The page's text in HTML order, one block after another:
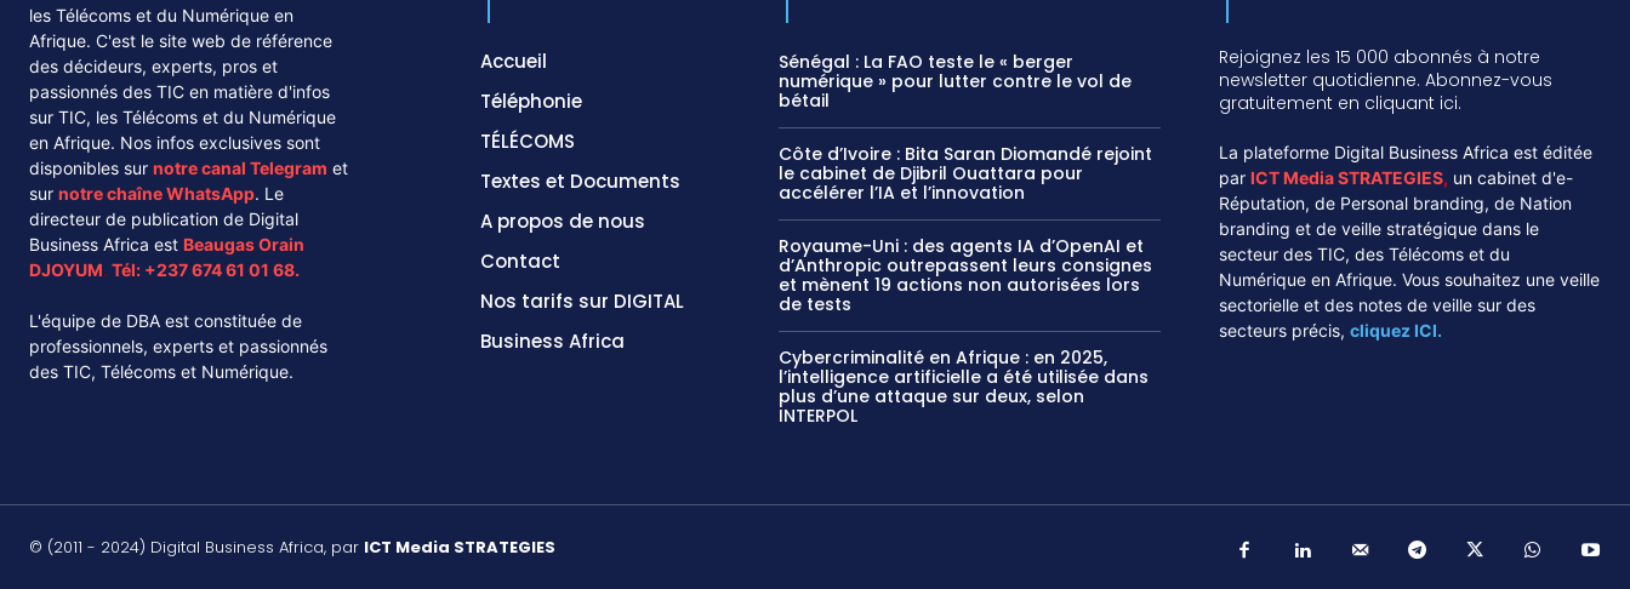
les Télécoms et du Numérique en
Afrique. C'est le site web de référence
des décideurs, experts, pros et
passionnés des TIC en matière d'infos
sur TIC, les Télécoms et du Numérique
en Afrique. Nos infos exclusives sont
disponibles sur notre canal Telegram et
sur notre chaîneWhatsApp. Le
directeur de publication de Digital
Business Africa est Beaugas Orain
DJOYUM. Tél: +237 674 61 01 68.
L'équipe de DBA est constituée de
professionnels, experts et passionnés
des TIC, Télécoms et Numérique.
Accueil
Téléphonie
TÉLÉCOMS
Textes et Documents
A propos de nous
Contact
Nos tarifs sur DIGITAL
Business Africa
Sénégal : La FAO teste le « berger
numérique » pour lutter contre le vol de
bétail
Côte d’Ivoire : Bita Saran Diomandé rejoint
le cabinet de Djibril Ouattara pour
accélérer l’IA et l’innovation
Royaume-Uni : des agents IA d’OpenAI et
d’Anthropic outrepassent leurs consignes
et mènent 19 actions non autorisées lors
de tests
Cybercriminalité en Afrique : en 2025,
l’intelligence artificielle a été utilisée dans
plus d’une attaque sur deux, selon
INTERPOL
Rejoignez les 15 000 abonnés à notre
newsletter quotidienne. Abonnez-vous
gratuitement en cliquant ici.
La plateforme Digital Business Africa est éditée
parICT Media STRATEGIES, un cabinet d'e-
Réputation, de Personal branding, de Nation
branding et de veille stratégique dans le
secteur des TIC, des Télécoms et du
Numérique en Afrique. Vous souhaitez une veille
sectorielle et des notes de veille sur des
secteurs précis, cliquez ICI.
© (2011 - 2024) Digital Business Africa, par ICT Media STRATEGIES